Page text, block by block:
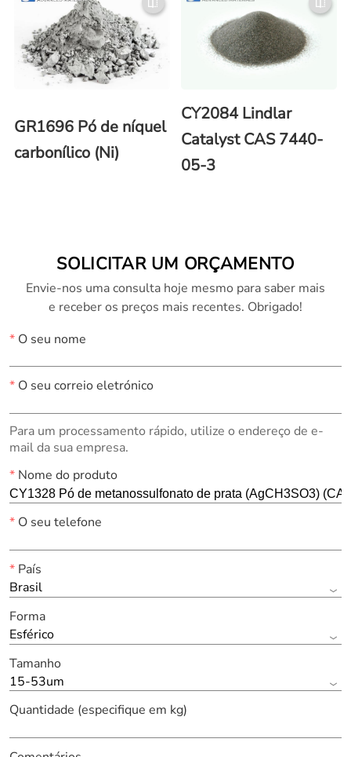
5965-38-8)
GR1696 Pó de níquel
carbonílico (Ni)
CY2084 Lindlar
Catalyst CAS 7440-
05-3
SOLICITAR UM ORÇAMENTO
Envie-nos uma consulta hoje mesmo para saber mais
e receber os preços mais recentes. Obrigado!
*O seu nome
*O seu correio eletrónico
Para um processamento rápido, utilize o endereço de e-
mail da sua empresa.
*Nome do produto
*O seu telefone
*País
Brasil
Forma
Esférico
Tamanho
15-53um
Quantidade (especifique em kg)